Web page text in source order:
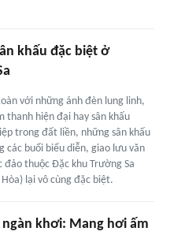
khấu đặc biệt ở
với những ánh đèn lung linh,
thanh hiện đại hay sân khấu
trong đất liền, những sân khấu
các buổi biểu diễn, giao lưu văn
đảo thuộc Đặc khu Trường Sa
lại vô cùng đặc biệt.
ngàn khơi: Mang hơi ấm